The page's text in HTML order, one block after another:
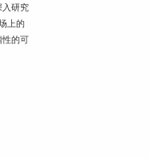
入研究
上的
的可